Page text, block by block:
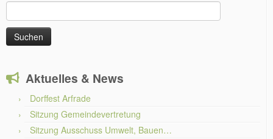
nach:
Aktuelles & News
Dorffest Arfrade
Sitzung Gemeindevertretung
Sitzung Ausschuss Umwelt, Bauen…